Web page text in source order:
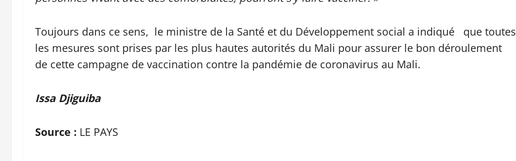
Toujours dans ce sens, le ministre de la Santé et du Développement social a indiqué que toutes
les mesures sont prises par les plus hautes autorités du Mali pour assurer le bon déroulement
de cette campagne de vaccination contre la pandémie de coronavirus au Mali.
Issa Djiguiba
Source : LE PAYS